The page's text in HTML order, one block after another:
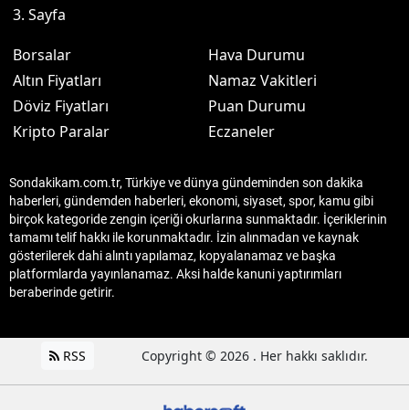
3. Sayfa
Borsalar
Altın Fiyatları
Döviz Fiyatları
Kripto Paralar
Hava Durumu
Namaz Vakitleri
Puan Durumu
Eczaneler
Sondakikam.com.tr, Türkiye ve dünya gündeminden son dakika
haberleri, gündemden haberleri, ekonomi, siyaset, spor, kamu gibi
birçok kategoride zengin içeriği okurlarına sunmaktadır. İçeriklerinin
tamamı telif hakkı ile korunmaktadır. İzin alınmadan ve kaynak
gösterilerek dahi alıntı yapılamaz, kopyalanamaz ve başka
platformlarda yayınlanamaz. Aksi halde kanuni yaptırımları
beraberinde getirir.
RSS Copyright © 2026 . Her hakkı saklıdır.